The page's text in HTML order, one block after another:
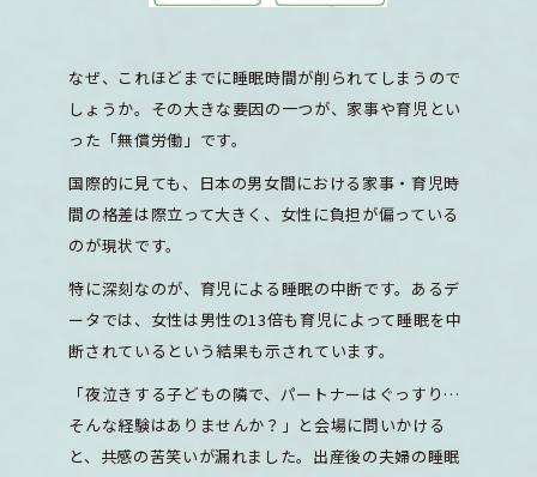
なぜ、これほどまでに睡眠時間が削られてしまうので
しょうか。その大きな要因の一つが、家事や育児とい
った「無償労働」です。
国際的に見ても、日本の男女間における家事・育児時
間の格差は際立って大きく、女性に負担が偏っている
のが現状です。
特に深刻なのが、育児による睡眠の中断です。あるデ
ータでは、女性は男性の13倍も育児によって睡眠を中
断されているという結果も示されています。
「夜泣きする子どもの隣で、パートナーはぐっすり…
そんな経験はありませんか？」と会場に問いかける
と、共感の苦笑いが漏れました。出産後の夫婦の睡眠